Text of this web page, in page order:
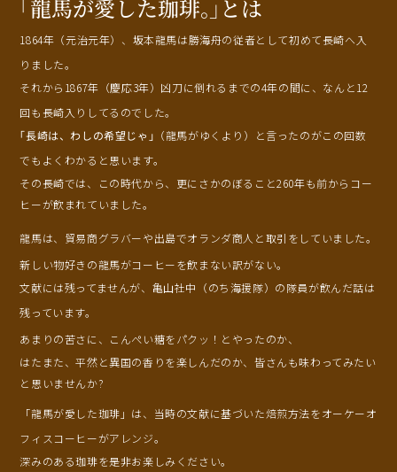
歴史が香る至福のひととき。
「龍馬が愛した珈琲。 」とは
1864年（元治元年）、 坂本龍馬は勝海舟の従者として初めて長崎へ入
りました。
それから1867年（慶応3年）凶刀に倒れるまでの4年の間に、なんと12
回も長崎入りしてるのでした。
｢長崎は、わしの希望じゃ｣ （龍馬がゆくより）と言ったのがこの回数
でもよくわかると思います。
その長崎では、この時代から、更にさかのぼること260年も前からコー
ヒーが飲まれていました。
龍馬は、貿易商グラバーや出島でオランダ商人と取引をしていました。
新しい物好きの龍馬がコーヒーを飲まない訳がない。
文献には残ってませんが、亀山社中（のち海援隊）の隊員が飲んだ話は
残っています。
あまりの苦さに、こんぺい糖をパクッ！とやったのか、
はたまた、平然と異国の香りを楽しんだのか、皆さんも味わってみたい
と思いませんか?
「龍馬が愛した珈琲」は、当時の文献に基づいた焙煎方法をオーケーオ
フィスコーヒーがアレンジ。
深みのある珈琲を是非お楽しみください。